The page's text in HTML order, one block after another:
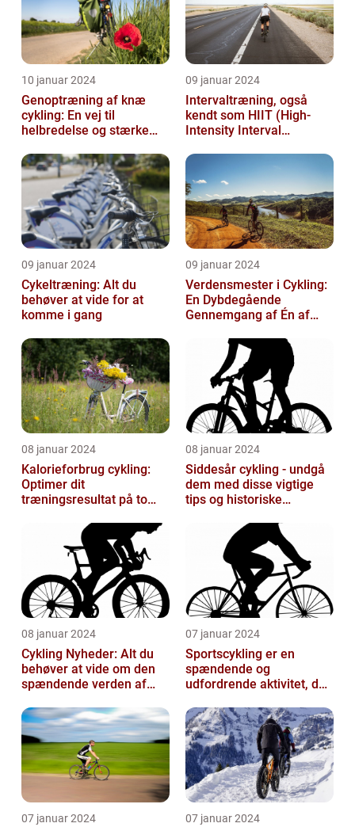
10 januar 2024
Genoptræning af knæ
cykling: En vej til
helbredelse og stærke
09 januar 2024
Intervaltræning, også
kendt som HIIT (High-
Intensity Interval
træningsmetod...
09 januar 2024
Cykeltræning: Alt du
behøver at vide for at
komme i gang
09 januar 2024
Verdensmester i Cykling:
En Dybdegående
Gennemgang af Én af
Prestigefyldte r
08 januar 2024
Kalorieforbrug cykling:
Optimer dit
træningsresultat på to
08 januar 2024
Siddesår cykling - undgå
dem med disse vigtige
tips og historiske
08 januar 2024
Cykling Nyheder: Alt du
behøver at vide om den
spændende verden af
07 januar 2024
Sportscykling er en
spændende og
udfordrende aktivitet, der
fritidsmotionister o...
07 januar 2024 07 januar 2024